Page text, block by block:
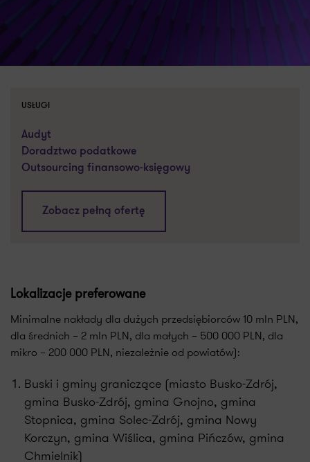
USŁUGI
Audyt
Doradztwo podatkowe
Outsourcing finansowo-księgowy
Zobacz pełną ofertę
Lokalizacje preferowane
Minimalne nakłady dla dużych przedsiębiorców 10 mln PLN,
dla średnich – 2 mln PLN, dla małych – 500 000 PLN, dla
mikro – 200 000 PLN, niezależnie od powiatów):
Buski i gminy graniczące (miasto Busko-Zdrój,
gmina Busko-Zdrój, gmina Gnojno, gmina
Stopnica, gmina Solec-Zdrój, gmina Nowy
Korczyn, gmina Wiślica, gmina Pińczów, gmina
Chmielnik)